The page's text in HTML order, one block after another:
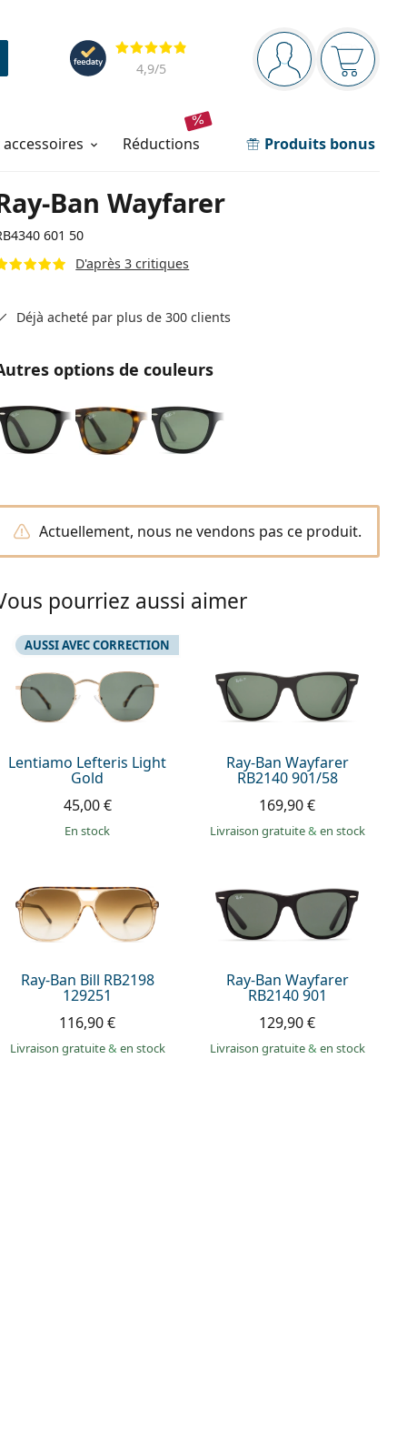
Barre de navigation
Vous êtesVotre
Évaluation
4,9/5
réductions Produits bonus
Ban Wayfarer
601 50
D'après 3 critiques
Déjà acheté par plus de 300 clients
options de couleurs
Actuellement, nous ne vendons pas ce produit.
pourriez aussi aimer
Lentiamo Lefteris Light
Gold
AUSSI AVEC CORRECTION
45,00 €
en stock
Ray-Ban Wayfarer
RB2140 901/58
169,90 €
Livraison gratuite& en stock
Ray-Ban Bill RB2198
129251
116,90 €
Livraison gratuite& en stock
Ray-Ban Wayfarer
RB2140 901
129,90 €
Livraison gratuite& en stock